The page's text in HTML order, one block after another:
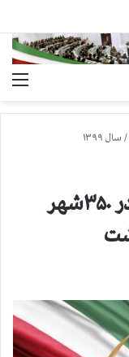
/ سال ۱۳۹۹
آمار جانگداز قربانیان کرونا در ۳۵۰شهر